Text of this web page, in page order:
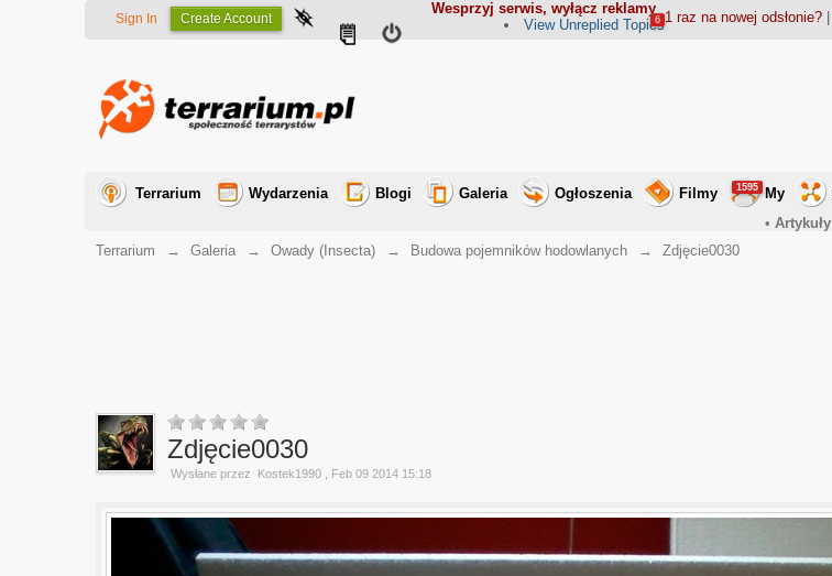
Wesprzyj serwis, wyłącz reklamy
Sign In Create Account 1 raz na nowej odsłonie?|
View Unreplied Topics
6
Terrarium Wydarzenia Blogi Galeria Ogłoszenia Filmy My
1595
• Artykuły
Terrarium
→ Galeria → Owady (Insecta) → Budowa pojemników hodowlanych → Zdjęcie0030
Zdjęcie0030
Wysłane przez Kostek1990 , Feb 09 2014 15:18